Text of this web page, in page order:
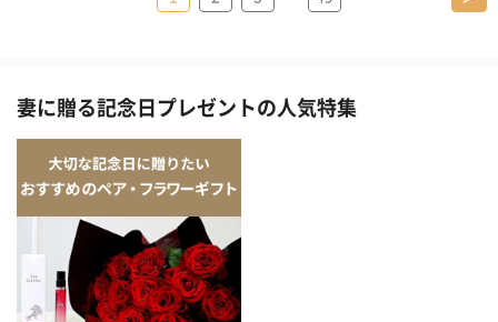
妻に贈る記念日プレゼントの人気特集